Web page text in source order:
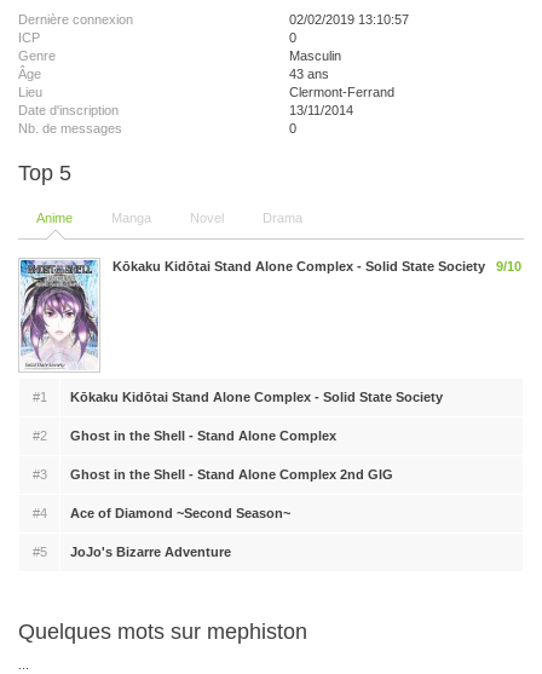
Dernière connexion
02/02/2019 13:10:57
ICP
0
Genre
Masculin
Âge
43 ans
Lieu
Clermont-Ferrand
Date d'inscription
13/11/2014
Nb. de messages
0
Top 5
Anime Manga Novel Drama
Kōkaku Kidōtai Stand Alone Complex - Solid State Society 9/10
#1 Kōkaku Kidōtai Stand Alone Complex - Solid State Society
#2 Ghost in the Shell - Stand Alone Complex
#3 Ghost in the Shell - Stand Alone Complex 2nd GIG
#4 Ace of Diamond ~Second Season~
#5 JoJo's Bizarre Adventure
Quelques mots sur mephiston